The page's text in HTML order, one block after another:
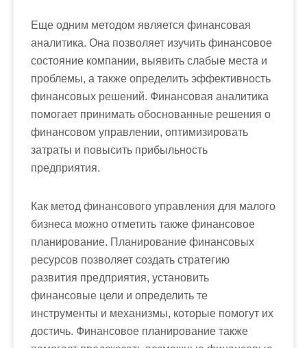
Еще одним методом является финансовая
аналитика. Она позволяет изучить финансовое
состояние компании, выявить слабые места и
проблемы, а также определить эффективность
финансовых решений. Финансовая аналитика
помогает принимать обоснованные решения о
финансовом управлении, оптимизировать
затраты и повысить прибыльность
предприятия.
Как метод финансового управления для малого
бизнеса можно отметить также финансовое
планирование. Планирование финансовых
ресурсов позволяет создать стратегию
развития предприятия, установить
финансовые цели и определить те
инструменты и механизмы, которые помогут их
достичь. Финансовое планирование также